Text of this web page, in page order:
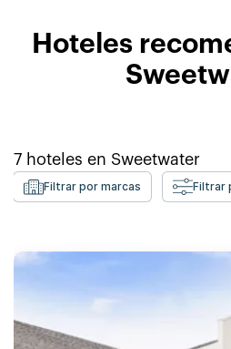
Hoteles
7 hoteles en Sweetwater
Filtrar por marcas Filtrar